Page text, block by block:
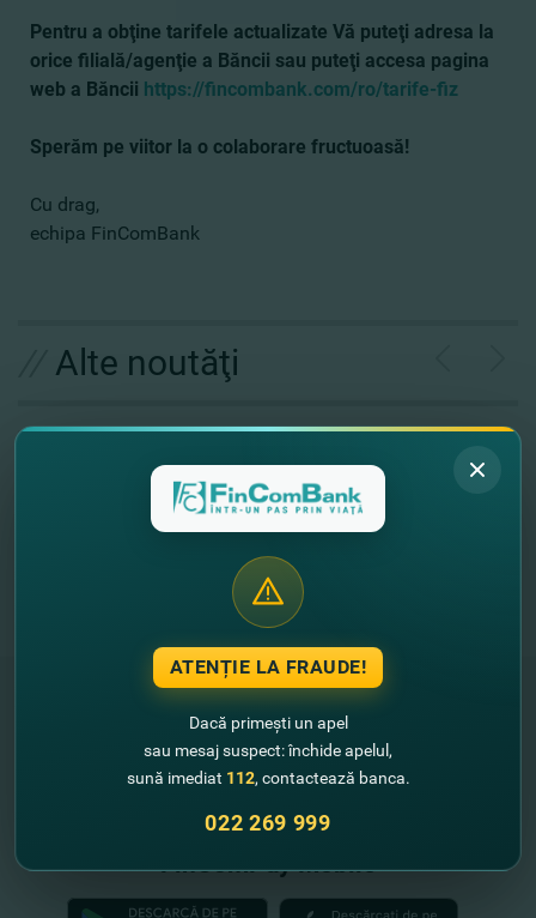
Pentru a obţine tarifele actualizate Vă puteţi adresa la
orice filială/agenţie a Băncii sau puteţi accesa pagina
web a Băncii https://fincombank.com/ro/tarife-fiz
Sperăm pe viitor la o colaborare fructuoasă!
Cu drag,
echipa FinComBank
Alte noutăţi
"FinComBank" S.A. este membră a
Schemei de Garantare a Depozitelor
FinComPay Mobile
ATENȚIE LA FRAUDE!
Dacă primești un apel
sau mesaj suspect: închide apelul,
sună imediat 112, contactează banca.
022 269 999